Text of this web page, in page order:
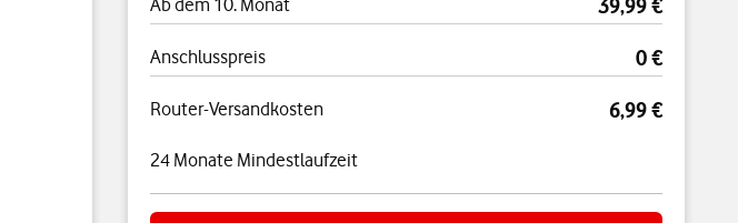
39,99 €
Anschlusspreis 0 €
Router-Versandkosten 6,99 €
24 Monate Mindestlaufzeit